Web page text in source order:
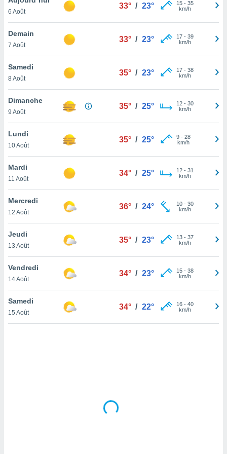
et
»,
au
vous
qu'ils
ou
le
ainsi
un
la
du
en
de
6 Août
33° / 23° 15- 35
km/h
Demain
7 Août
33° / 23° 17- 39
km/h
Samedi
8 Août
35° / 23° 17- 38
km/h
Dimanche
9 Août
35° / 25° 12- 30
km/h
Lundi
10 Août
35° / 25° 9- 28
km/h
Mardi
11 Août
34° / 25° 12- 31
km/h
Mercredi
12 Août
36° / 24° 10- 30
km/h
Jeudi
13 Août
35° / 23° 13- 37
km/h
Vendredi
14 Août
34° / 23° 15- 38
km/h
Samedi
15 Août
34° / 22° 16- 40
km/h